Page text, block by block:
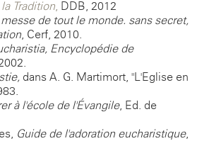
Tradition, DDB, 2012
de tout le monde. sans secret,
, Cerf, 2010.
Encyclopédie de
dans A. G. Martimort, "L'Eglise en
à l'école de l'Évangile, Ed. de
Guide de l'adoration eucharistique,